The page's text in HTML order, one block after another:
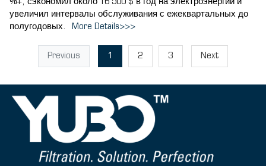
%+, сэкономил около 16 500 $ в год на электроэнергии и
увеличил интервалы обслуживания с ежеквартальных до
полугодовых.
More Details>>>
Previous 1 2 3 Next